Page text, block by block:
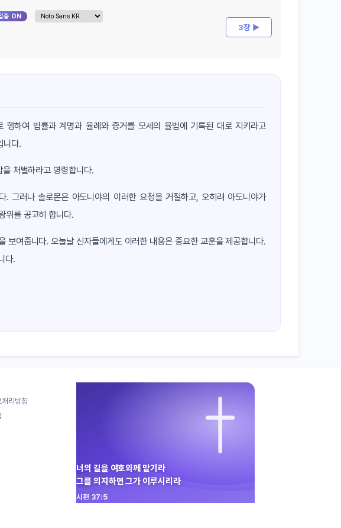
중 ON
3장 ▶
하여 법률과 계명과 율례와 증거를 모세의 율법에 기록된 대로 지키라고
니다.
처벌하라고 명령합니다.
그러나 솔로몬은 아도니야의 이러한 요청을 거절하고, 오히려 아도니야가
위를 공고히 합니다.
여줍니다. 오늘날 신자들에게도 이러한 내용은 중요한 교훈을 제공합니다.
다.
리방침
너의 길을 여호와께 맡기라
그를 의지하면 그가 이루시리라
시편 37:5